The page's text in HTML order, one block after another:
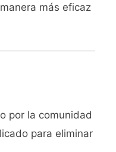
más eficaz
por la comunidad
para eliminar